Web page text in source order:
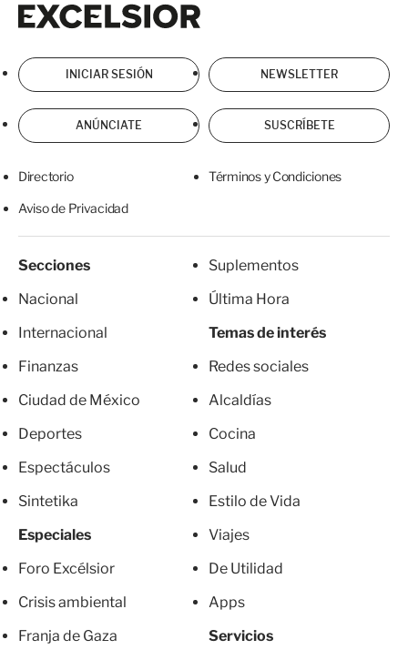
INICIAR SESIÓN NEWSLETTER
ANÚNCIATE SUSCRÍBETE
Directorio Términos y Condiciones
Aviso de Privacidad
Secciones
Nacional
Internacional
Finanzas
Ciudad de México
Deportes
Espectáculos
Sintetika
Especiales
Foro Excélsior
Crisis ambiental
Franja de Gaza
Suplementos
Última Hora
Temas de interés
Redes sociales
Alcaldías
Cocina
Salud
Estilo de Vida
Viajes
De Utilidad
Apps
Servicios